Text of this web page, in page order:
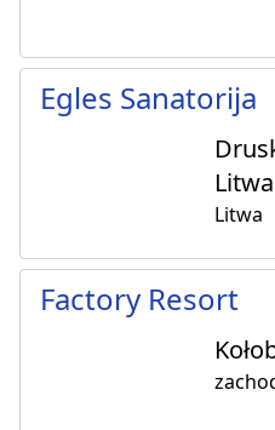
Egles Sanatorija
Litwa
Litwa
Factory Resort